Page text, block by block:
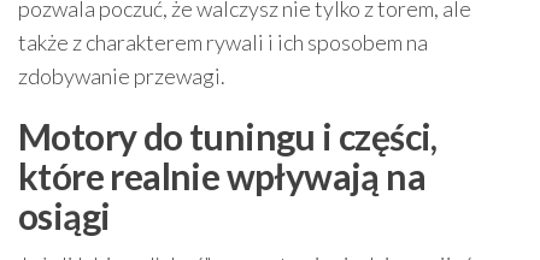
pozwala poczuć, że walczysz nie tylko z torem, ale
także z charakterem rywali i ich sposobem na
zdobywanie przewagi.
Motory do tuningu i części,
które realnie wpływają na
osiągi